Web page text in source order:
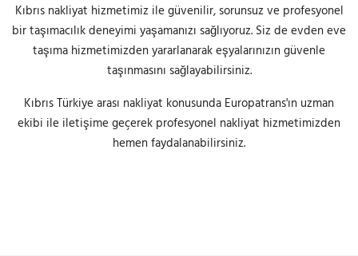
Kıbrıs nakliyat hizmetimiz ile güvenilir, sorunsuz ve profesyonel
bir taşımacılık deneyimi yaşamanızı sağlıyoruz. Siz de evden eve
taşıma hizmetimizden yararlanarak eşyalarınızın güvenle
taşınmasını sağlayabilirsiniz.
Kıbrıs Türkiye arası nakliyat konusunda Europatrans'ın uzman
ekibi ile iletişime geçerek profesyonel nakliyat hizmetimizden
hemen faydalanabilirsiniz.